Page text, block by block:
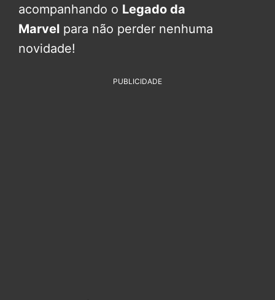
acompanhando o Legado da
Marvel para não perder nenhuma
novidade!
PUBLICIDADE